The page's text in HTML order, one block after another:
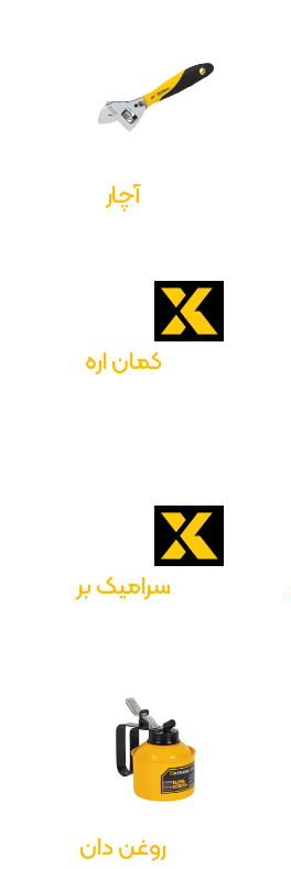
آچار
کمان اره
سرامیک بر
روغن دان